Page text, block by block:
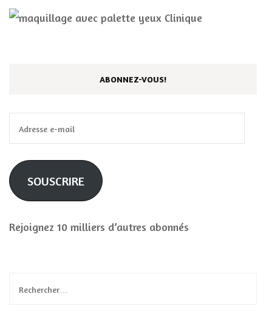
ABONNEZ-VOUS!
e-
mail
SOUSCRIRE
Rejoignez 10 milliers d’autres abonnés
Rechercher :